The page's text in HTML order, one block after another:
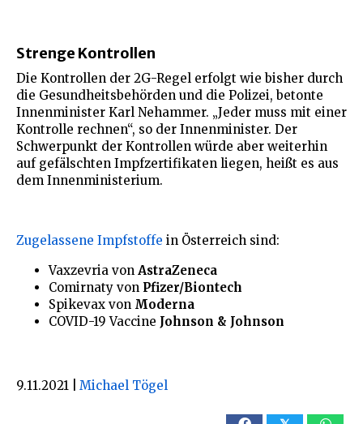
Strenge Kontrollen
Die Kontrollen der 2G-Regel erfolgt wie bisher durch
die Gesundheitsbehörden und die Polizei, betonte
Innenminister Karl Nehammer. „Jeder muss mit einer
Kontrolle rechnen“, so der Innenminister. Der
Schwerpunkt der Kontrollen würde aber weiterhin
auf gefälschten Impfzertifikaten liegen, heißt es aus
dem Innenministerium.
Zugelassene Impfstoffe in Österreich sind:
Vaxzevria von AstraZeneca
Comirnaty von Pfizer/Biontech
Spikevax von Moderna
COVID-19 Vaccine Johnson & Johnson
9.11.2021 Michael Tögel